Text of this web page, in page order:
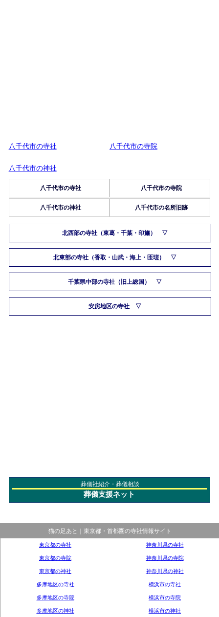
八千代市の寺社 八千代市の寺院
八千代市の神社
八千代市の寺社 八千代市の寺院
八千代市の神社 八千代市の名所旧跡
北西部の寺社（東葛・千葉・印旛）
北東部の寺社（香取・山武・海上・匝瑳）
千葉県中部の寺社（旧上総国）
安房地区の寺社
葬儀社紹介・葬儀相談
葬儀支援ネット
猫の足あと｜東京都・首都圏の寺社情報サイト
東京都の寺社
東京都の寺院
東京都の神社
多摩地区の寺社
多摩地区の寺院
多摩地区の神社
神奈川県の寺社
神奈川県の寺院
神奈川県の神社
横浜市の寺社
横浜市の寺院
横浜市の神社